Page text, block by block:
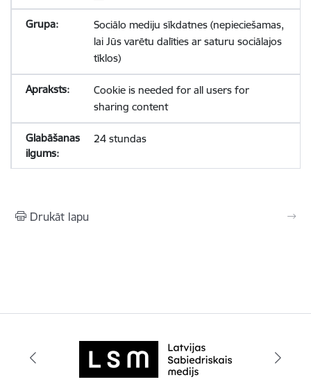
Sociālo mediju sīkdatnes (nepieciešamas,
lai Jūs varētu dalīties ar saturu sociālajos
tīklos)
Cookie is needed for all users for
sharing content
24 stundas
Drukāt lapu